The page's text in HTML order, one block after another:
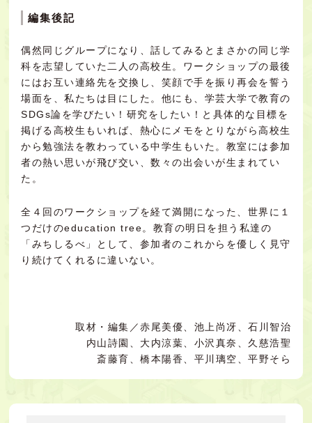
編集後記
偶然同じグループになり、話してみるとまさかの同じ学
科を志望していた二人の高校生。ワークショップの最後
にはお互い連絡先を交換し、笑顔で手を振り再会を誓う
場面を、私たちは目にした。他にも、学芸大学で教育の
SDGs論を学びたい！研究をしたい！と具体的な目標を
掲げる高校生もいれば、熱心にメモをとりながら高校生
から勉強法を教わっている中学生もいた。教室には参加
者の熱い思いが飛び交い、数々の出会いが生まれてい
た。
全４回のワークショップを経て満開になった、世界に１
つだけのeducation tree。教育の明日を担う私達の
「みちしるべ」として、参加者のこれからを優しく見守
り続けてくれるに違いない。
取材・編集／赤尾美優、池上尚冴、石川智治
内山詩園、大内涼葉、小沢真奈、久慈浩聖
斎藤育、橋本陽香、平川璃空、平野そら